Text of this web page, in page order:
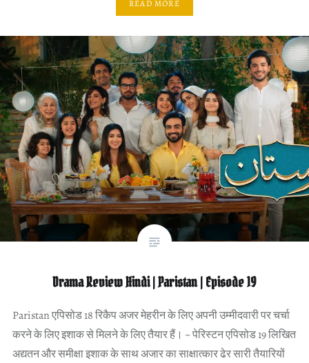
READ MORE
Drama Review Hindi | Paristan | Episode 19
Paristan एपिसोड 18 रिकैप अजर मेहरीन के लिए अपनी उम्मीदवारी पर चर्चा
करने के लिए इशाक से मिलने के लिए तैयार हैं। ~ पेरिस्टन एपिसोड 19 लिखित
अद्यतन और समीक्षा इशाक के साथ अजार का साक्षात्कार ढेर सारी तैयारियों